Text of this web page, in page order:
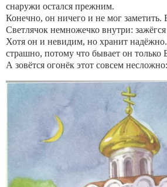
снаружи остался прежним.
Конечно, он ничего и не мог заметить.
Светлячок немножечко внутри:
Хотя он и невидим, но хранит
страшно, потому что бывает он только
А зовётся огонёк этот совсем